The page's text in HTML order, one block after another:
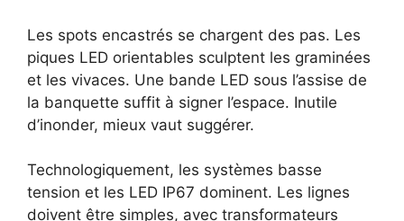
Les spots encastrés se chargent des pas. Les
piques LED orientables sculptent les graminées
et les vivaces. Une bande LED sous l’assise de
la banquette suffit à signer l’espace. Inutile
d’inonder, mieux vaut suggérer.
Technologiquement, les systèmes basse
tension et les LED IP67 dominent. Les lignes
doivent être simples, avec transformateurs